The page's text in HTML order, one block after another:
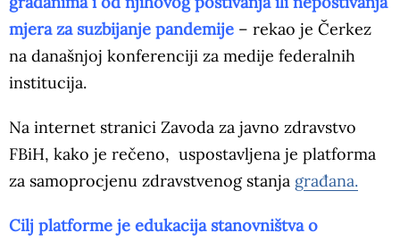
mjera za suzbijanje pandemije – rekao je Čerkez
na današnjoj konferenciji za medije federalnih
institucija.
Na internet stranici Zavoda za javno zdravstvo
FBiH, kako je rečeno, uspostavljena je platforma
za samoprocjenu zdravstvenog stanja građana.
Cilj platforme je edukacija stanovništva o